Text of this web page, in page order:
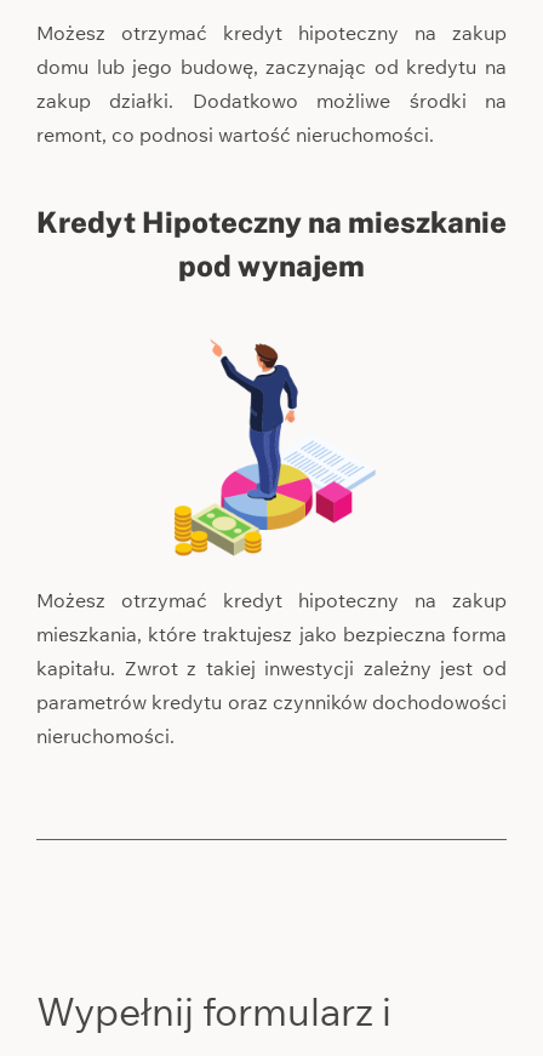
Możesz otrzymać kredyt hipoteczny na zakup
domu lub jego budowę, zaczynając od kredytu na
zakup działki. Dodatkowo możliwe środki na
remont, co podnosi wartość nieruchomości.
Kredyt Hipoteczny na mieszkanie
pod wynajem
Możesz otrzymać kredyt hipoteczny na zakup
mieszkania, które traktujesz jako bezpieczna forma
kapitału. Zwrot z takiej inwestycji zależny jest od
parametrów kredytu oraz czynników dochodowości
nieruchomości.
Wypełnij formularz i